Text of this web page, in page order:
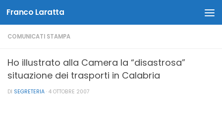
Salta al contenuto
Franco Laratta
COMUNICATI STAMPA
Ho illustrato alla Camera la “disastrosa”
situazione dei trasporti in Calabria
DI SEGRETERIA · 4 OTTOBRE 2007